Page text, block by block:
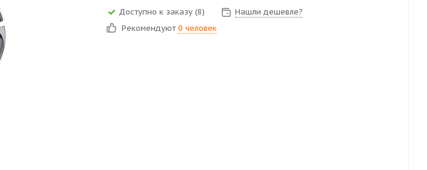
Доступно к заказу (8)
Нашли дешевле?
Рекомендуют 0 человек